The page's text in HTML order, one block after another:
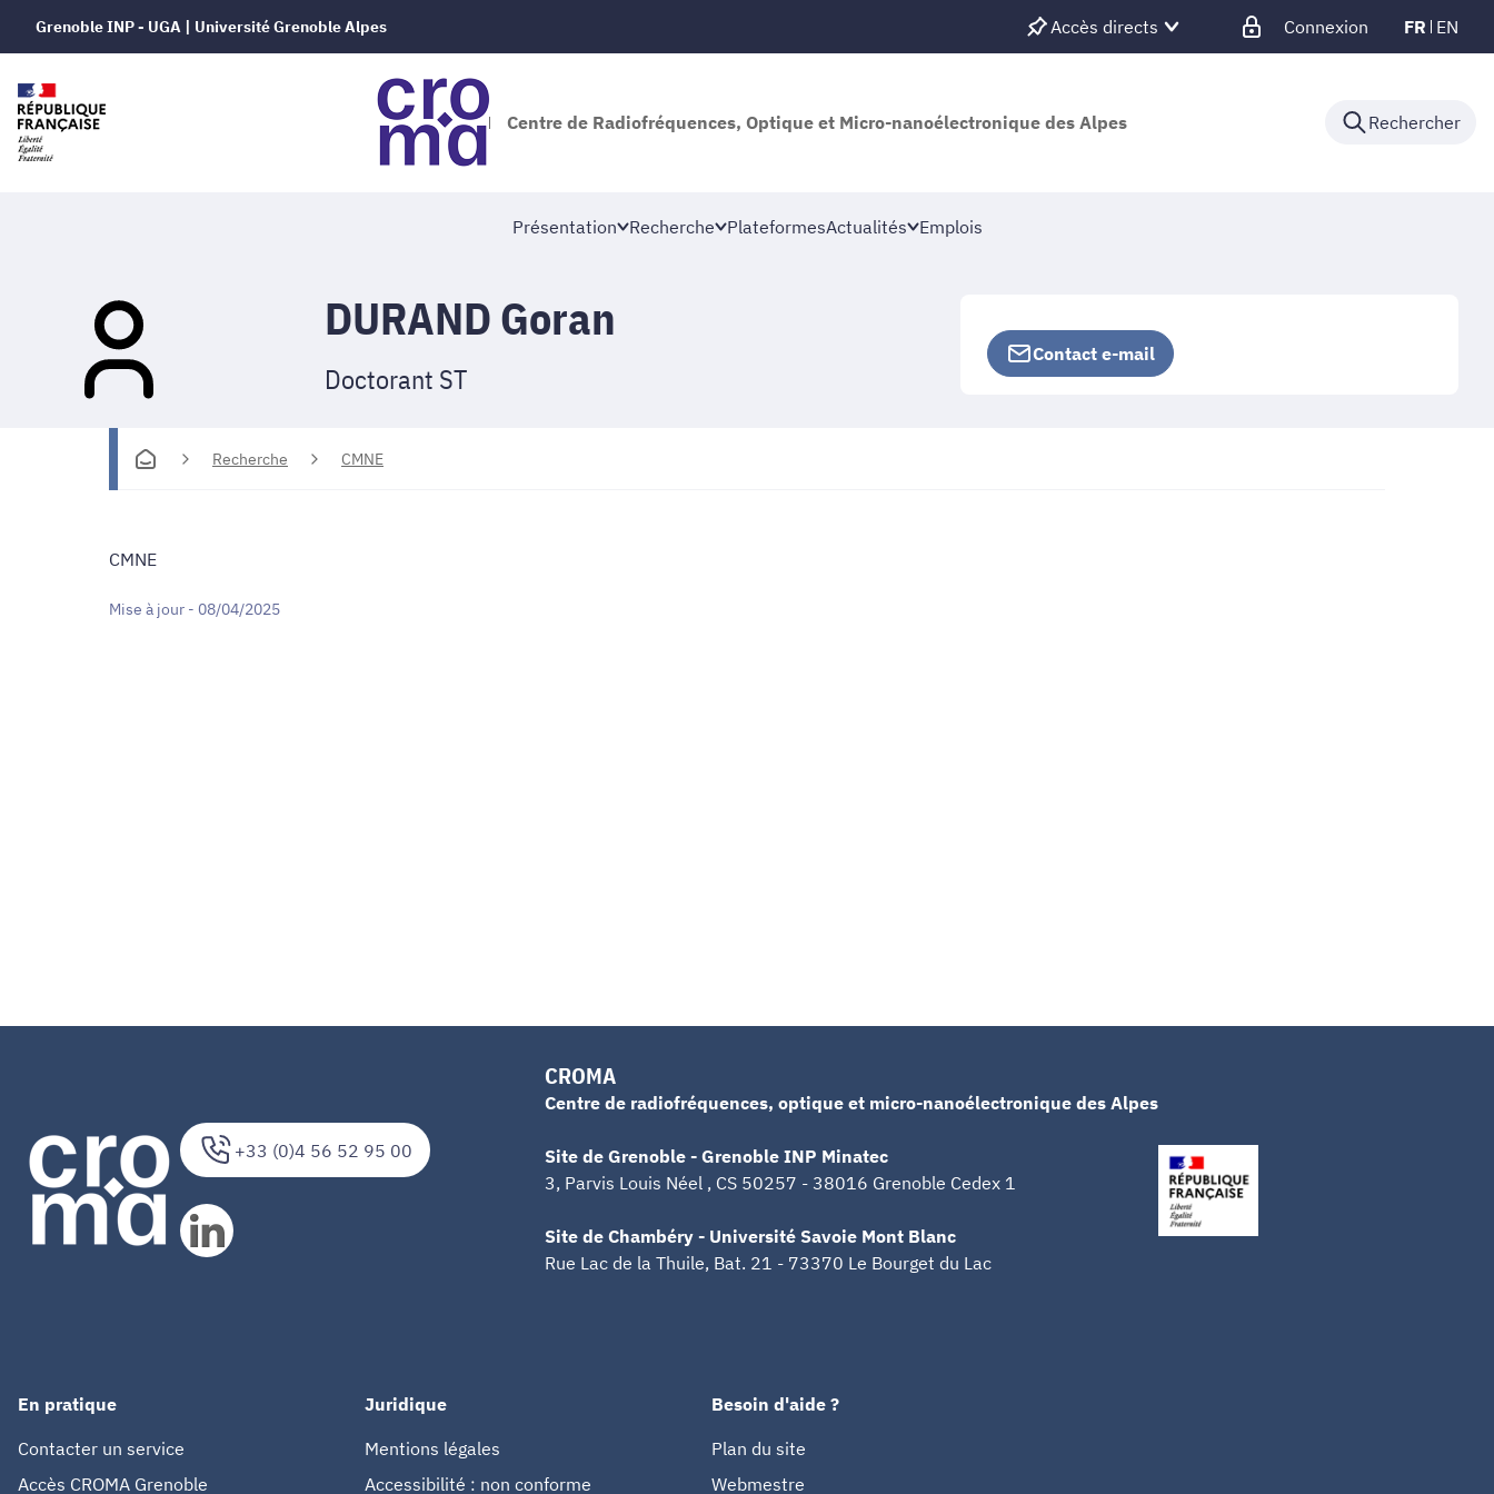
Grenoble INP - UGA | Université Grenoble Alpes Accès directs Connexion FR EN
Centre de Radiofréquences, Optique et Micro-nanoélectronique des Alpes Rechercher
Présentation Recherche PlateformesActualités Emplois
DURAND Goran
Doctorant ST
Contact e-mail
Recherche CMNE
CMNE
Mise à jour - 08/04/2025
+33 (0)4 56 52 95 00
CROMA
Centre de radiofréquences, optique et micro-nanoélectronique des Alpes
Site de Grenoble - Grenoble INP Minatec
3, Parvis Louis Néel , CS 50257 - 38016 Grenoble Cedex 1
Site de Chambéry - Université Savoie Mont Blanc
Rue Lac de la Thuile, Bat. 21 - 73370 Le Bourget du Lac
En pratique
Contacter un service
Accès CROMA Grenoble
Juridique
Mentions légales
Accessibilité : non conforme
Besoin d'aide ?
Plan du site
Webmestre